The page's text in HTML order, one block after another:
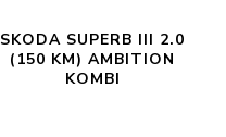
SKODA SUPERB III 2.0
(150 KM) AMBITION
KOMBI